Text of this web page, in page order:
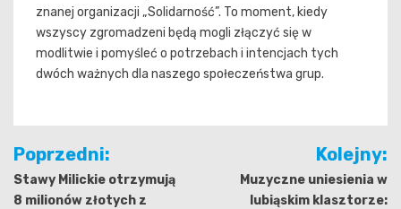
znanej organizacji „Solidarność”. To moment, kiedy
wszyscy zgromadzeni będą mogli złączyć się w
modlitwie i pomyśleć o potrzebach i intencjach tych
dwóch ważnych dla naszego społeczeństwa grup.
Nawigacja
wpisu
Poprzedni:
Stawy Milickie otrzymują
8 milionów złotych z
Kolejny:
Muzyczne uniesienia w
lubiąskim klasztorze: